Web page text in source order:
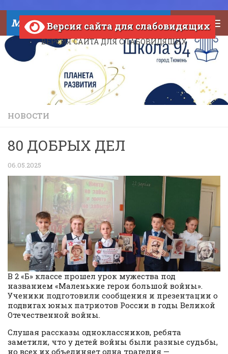
Skip to content
МАОУ СОШ №94 города Тюмени
ВЕРСИЯ САЙТА ДЛЯ СЛАБОВИДЯЩИХ
Версия сайта для слабовидящих
НОВОСТИ
80 ДОБРЫХ ДЕЛ
06.05.2025
В 2 «Б» классе прошел урок мужества под
названием «Маленькие герои большой войны».
Ученики подготовили сообщения и презентации о
подвигах юных патриотов России в годы Великой
Отечественной войны.
Слушая рассказы одноклассников, ребята
заметили, что у детей войны были разные судьбы,
но всех их объединяет одна трагедия —